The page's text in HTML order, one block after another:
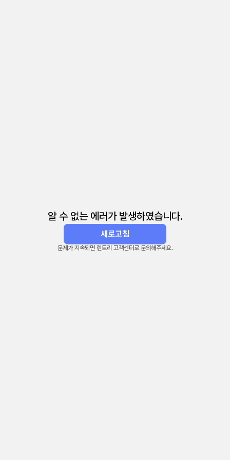
알 수 없는 에러가 발생하였습니다.
새로고침
문제가 지속되면 렌트리 고객센터로 문의해주세요.